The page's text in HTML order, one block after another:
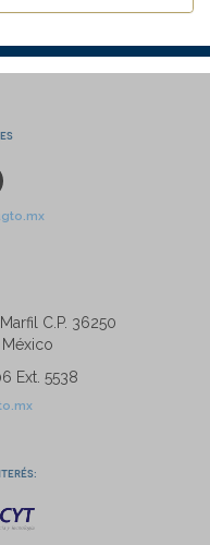
C.P. 36250
México
Ext. 5538